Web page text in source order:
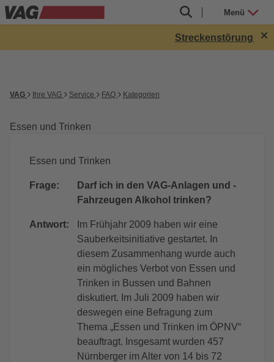
Menü
Streckenstörung in
VAG Ihre VAG Service FAQ Kategorien
Essen und Trinken
Essen und Trinken
Frage:
Darf ich in den VAG-Anlagen und -
Fahrzeugen Alkohol trinken?
Antwort:
Im Frühjahr 2009 haben wir eine
Sauberkeitsinitiative gestartet. In
diesem Zusammenhang wurde auch
ein mögliches Verbot von Essen und
Trinken in Bussen und Bahnen
diskutiert. Im Juli 2009 haben wir
deswegen eine Befragung zum
Thema „Essen und Trinken im ÖPNV“
beauftragt. Insgesamt wurden 457
Nürnberger im Alter von 14 bis 72